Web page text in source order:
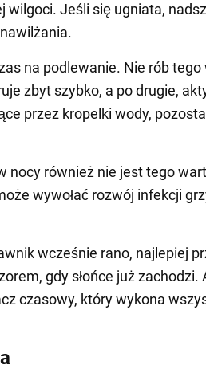
Jeśli się ugniata,
na podlewanie. Nie rób tego
zbyt szybko, a po drugie,
przez kropelki wody,
nocy również nie jest tego
wywołać rozwój infekcji
wcześnie rano, najlepiej
gdy słońce już
czasowy, który wykona